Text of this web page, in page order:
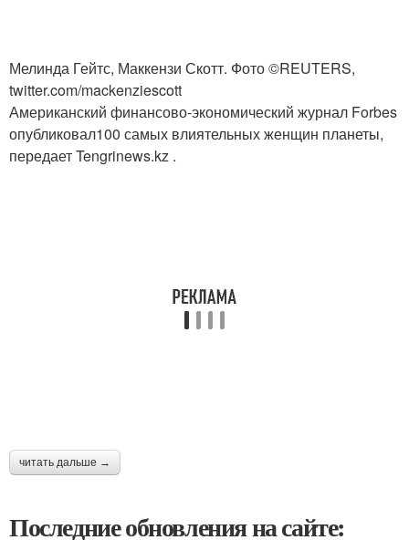
Мелинда Гейтс, Маккензи Скотт. Фото ©REUTERS,
twitter.com/mackenziescott
Американский финансово-экономический журнал Forbes
опубликовал100 самых влиятельных женщин планеты,
передает Tengrinews.kz .
читать дальше →
Последние обновления на сайте: